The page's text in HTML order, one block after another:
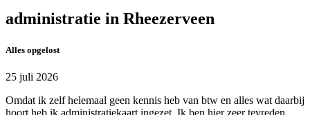
administratie in Rheezerveen
Alles opgelost
25 juli 2026
Omdat ik zelf helemaal geen kennis heb van btw en alles wat daarbij
hoort heb ik administratiekaart ingezet. Ik ben hier zeer tevreden